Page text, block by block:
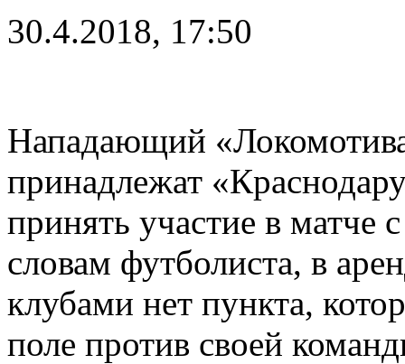
30.4.2018, 17:50
Нападающий
принадлежат
принять участие в
словам футболиста, в
клубами нет пункта,
поле против своей